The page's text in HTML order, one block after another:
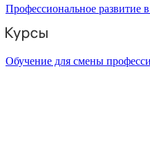
Профессиональное развитие
Обучение для смены